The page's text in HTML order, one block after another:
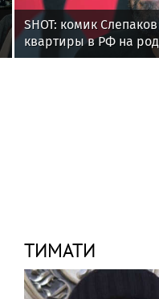
SHOT: комик
квартиры в РФ на
ТИМАТИ